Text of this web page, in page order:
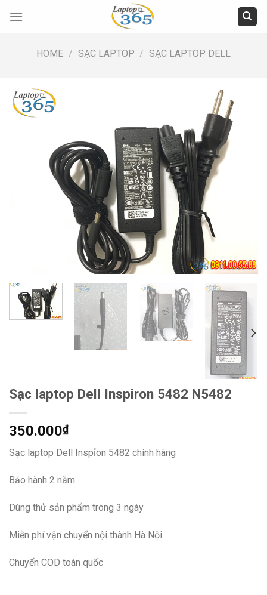
HOME / SẠC LAPTOP / SẠC LAPTOP DELL
Sạc laptop Dell Inspiron 5482 N5482
350.000₫
Sạc laptop Dell Inspỉon 5482 chính hãng
Bảo hành 2 năm
Dùng thử sản phẩm trong 3 ngày
Miễn phí vận chuyển nội thành Hà Nội
Chuyển COD toàn quốc